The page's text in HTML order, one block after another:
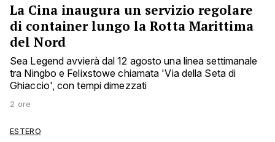
La Cina inaugura un servizio regolare
di container lungo la Rotta Marittima
del Nord
Sea Legend avvierà dal 12 agosto una linea settimanale
tra Ningbo e Felixstowe chiamata 'Via della Seta di
Ghiaccio', con tempi dimezzati
2 ore
ESTERO